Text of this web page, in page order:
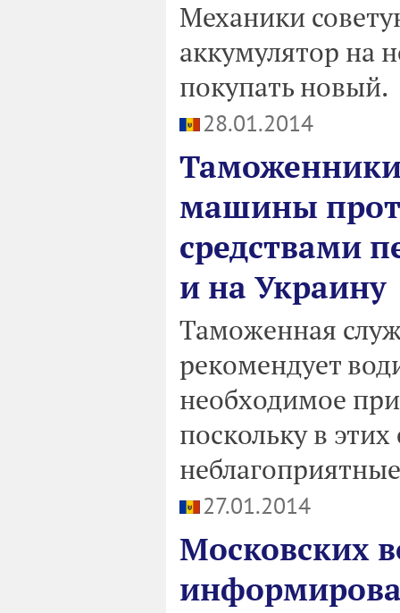
Механики
аккумулятор на
покупать новый.
28.01.2014
машины
средствами
и на Украину
Таможенная
рекомендует
необходимое
поскольку в
27.01.2014
Московских